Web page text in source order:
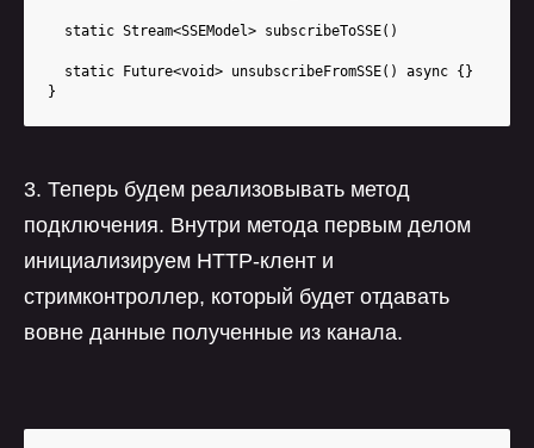
  static Stream<SSEModel> subscribeToSSE()
  static Future<void> unsubscribeFromSSE() async {}
}
3. Теперь будем реализовывать метод
подключения. Внутри метода первым делом
инициализируем HTTP-клент и
стримконтроллер, который будет отдавать
вовне данные полученные из канала.